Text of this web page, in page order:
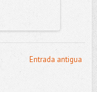
Entrada antigua